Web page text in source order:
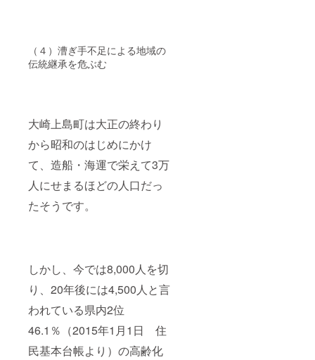
（４）漕ぎ手不足による地域の
伝統継承を危ぶむ
大崎上島町は大正の終わり
から昭和のはじめにかけ
て、造船・海運で栄えて3万
人にせまるほどの人口だっ
たそうです。
しかし、今では8,000人を切
り、20年後には4,500人と言
われている県内2位
46.1％（2015年1月1日 住
民基本台帳より）の高齢化